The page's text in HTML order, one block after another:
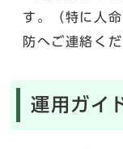
す。（特に人
防へご連絡くだ
運用ガイ